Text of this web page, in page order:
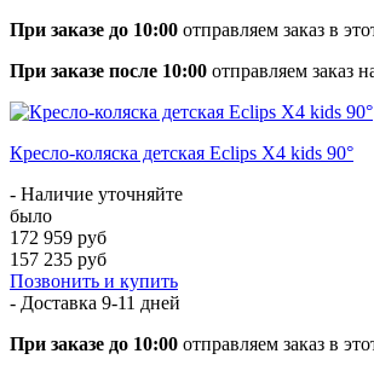
При заказе до 10:00 отправляем заказ в
При заказе после 10:00 отправляем заказ
Кресло-коляска детская Eclips X4 kids 90°
- Наличие уточняйте
было
172 959 руб
157 235 руб
Позвонить и купить
- Доставка 9-11 дней
При заказе до 10:00 отправляем заказ в